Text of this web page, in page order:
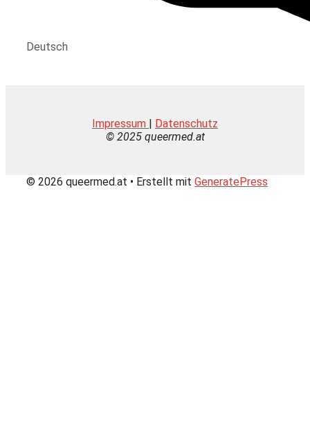
Deutsch
Impressum | Datenschutz
© 2025 queermed.at
© 2026 queermed.at • Erstellt mit GeneratePress